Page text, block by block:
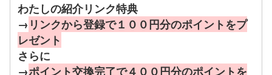
わたしの紹介リンク特典
→ リンクから登録で１００円分のポイントをプ
レゼント
さらに
→ポイント交換完了で４００円分のポイントを